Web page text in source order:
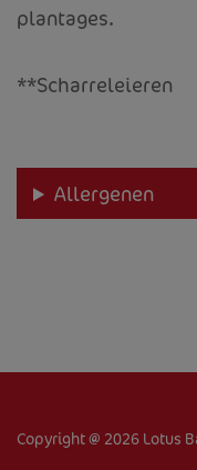
KOEKJESVERKOOP
plantages.
**Scharreleieren
Allergenen
Copyright @ 2026 Lotus